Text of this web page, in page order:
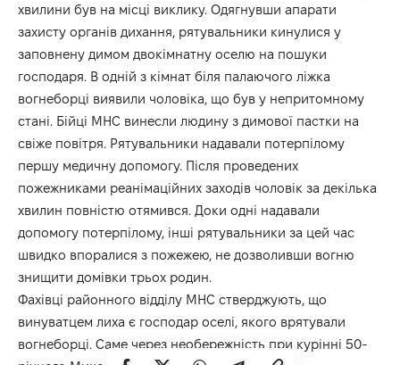
хвилини був на місці виклику. Одягнувши апарати
захисту органів дихання, рятувальники кинулися у
заповнену димом двокімнатну оселю на пошуки
господаря. В одній з кімнат біля палаючого ліжка
вогнеборці виявили чоловіка, що був у непритомному
стані. Бійці МНС винесли людину з димової пастки на
свіже повітря. Рятувальники надавали потерпілому
першу медичну допомогу. Після проведених
пожежниками реанімаційних заходів чоловік за декілька
хвилин повністю отямився. Доки одні надавали
допомогу потерпілому, інші рятувальники за цей час
швидко впоралися з пожежею, не дозволивши вогню
знищити домівки трьох родин.
Фахівці районного відділу МНС стверджують, що
винуватцем лиха є господар оселі, якого врятували
вогнеборці. Саме через необережність при курінні 50-